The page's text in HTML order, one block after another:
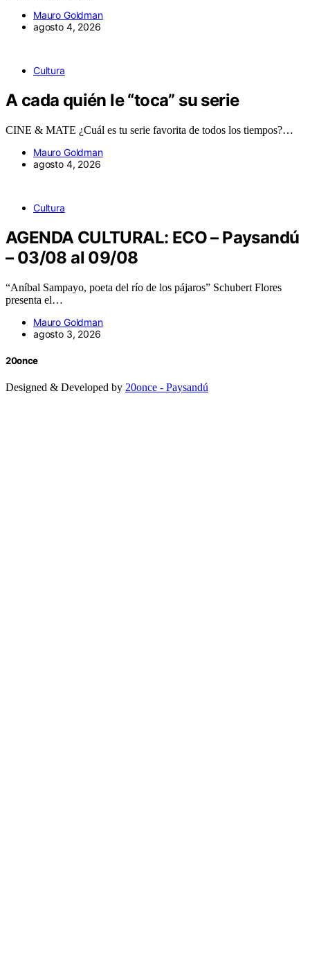
Mauro Goldman
agosto 4, 2026
Cultura
A cada quién le “toca” su serie
CINE & MATE ¿Cuál es tu serie favorita de todos los tiempos?…
Mauro Goldman
agosto 4, 2026
Cultura
AGENDA CULTURAL: ECO – Paysandú
– 03/08 al 09/08
“Aníbal Sampayo, poeta del río de los pájaros” Schubert Flores
presenta el…
Mauro Goldman
agosto 3, 2026
20once
Designed & Developed by 20once - Paysandú